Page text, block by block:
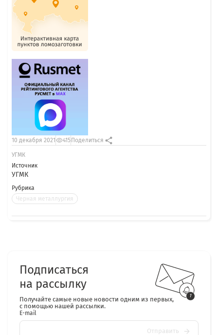
Источник
УГМК
Рубрика
Черная металлургия
10 декабря 2021 415 Поделиться
УГМК
Подписаться
на рассылку
Получайте самые новые новости одним из первых,
с помощью нашей рассылки.
E-mail
Отправить